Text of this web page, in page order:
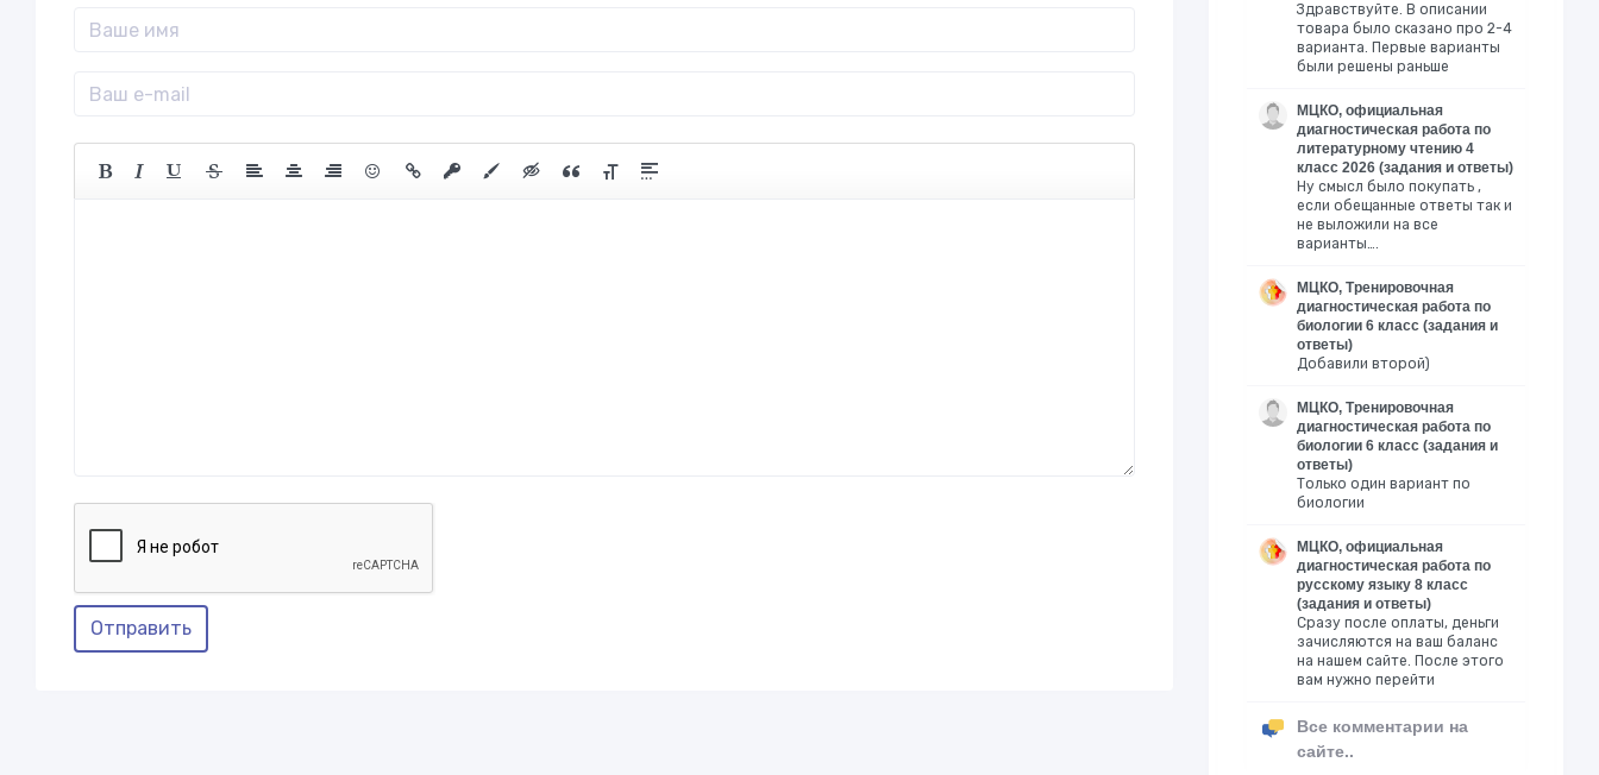
Отправить
Здравствуйте. В описании
товара было сказано про 2-4
варианта. Первые варианты
были решены раньше
МЦКО, официальная
диагностическая работа по
литературному чтению 4
класс 2026 (задания и ответы)
Ну смысл было покупать ,
если обещанные ответы так и
не выложили на все
варианты….
МЦКО, Тренировочная
диагностическая работа по
биологии 6 класс (задания и
ответы)
Добавили второй)
МЦКО, Тренировочная
диагностическая работа по
биологии 6 класс (задания и
ответы)
Только один вариант по
биологии
МЦКО, официальная
диагностическая работа по
русскому языку 8 класс
(задания и ответы)
Сразу после оплаты, деньги
зачисляются на ваш баланс
на нашем сайте. После этого
вам нужно перейти
Все комментарии на
сайте..